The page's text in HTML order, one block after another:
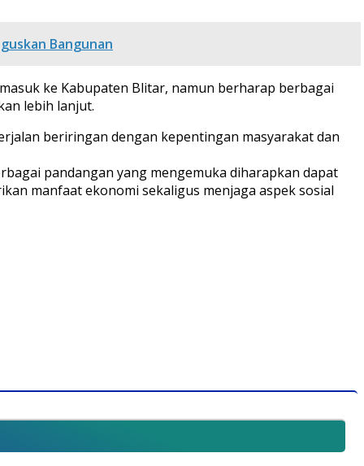
Bangunan
ke Kabupaten Blitar, namun berharap berbagai
lebih lanjut.
beriringan dengan kepentingan masyarakat dan
pandangan yang mengemuka diharapkan dapat
manfaat ekonomi sekaligus menjaga aspek sosial